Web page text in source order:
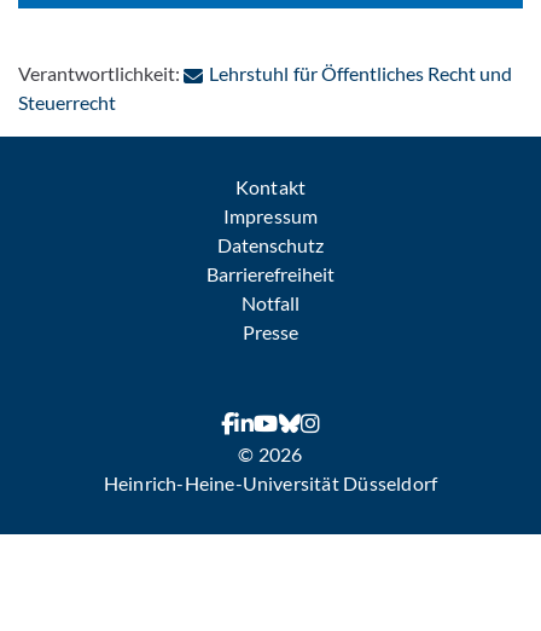
Verantwortlichkeit:
Lehrstuhl für Öffentliches Recht und
Steuerrecht: Per E-Mail kontaktieren
Kontakt
Impressum
Datenschutz
Barrierefreiheit
Notfall
Presse
© 2026
Heinrich-Heine-Universität Düsseldorf